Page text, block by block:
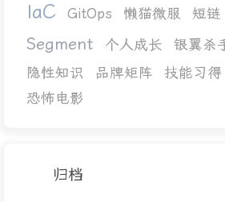
IaC GitOps 懒猫微服 短链
Segment 个人成长 银翼杀
隐性知识
品牌矩阵 技能习得
恐怖电影
归档